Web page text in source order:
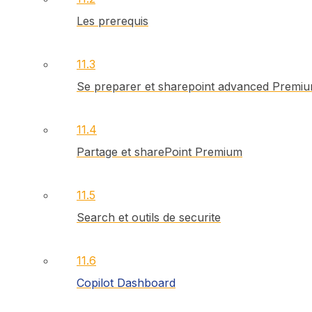
Les prerequis
11.3
Se preparer et sharepoint advanced
11.4
Partage et sharePoint Premium
11.5
Search et outils de securite
11.6
Copilot Dashboard